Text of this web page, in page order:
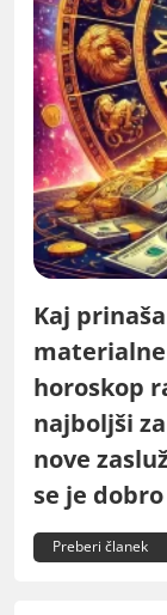
Kaj
horoskop
najboljši
nove
se je
Preberi članek